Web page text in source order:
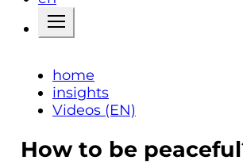
home
insights
Videos (EN)
How to be